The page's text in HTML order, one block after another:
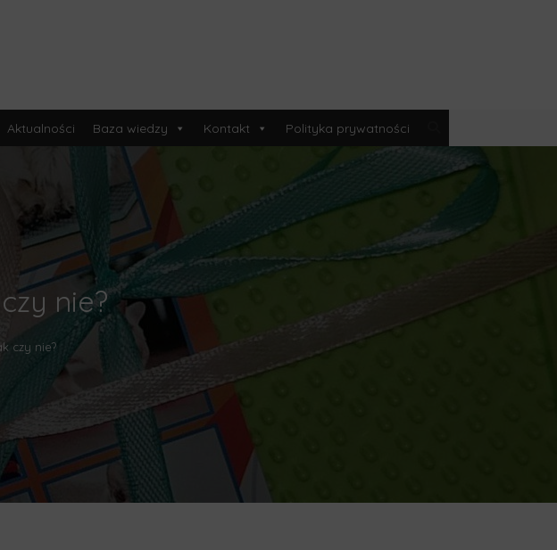
Aktualności Baza wiedzy Kontakt Polityka prywatności
nie?
czy nie?